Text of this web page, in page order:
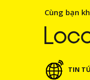
Cùng bạn
TIN